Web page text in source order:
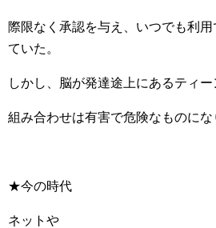
際限なく承認を与え、いつでも利
ていた。
しかし、脳が発達途上にあるティ
組み合わせは有害で危険なものにな
★今の時代
ネットや